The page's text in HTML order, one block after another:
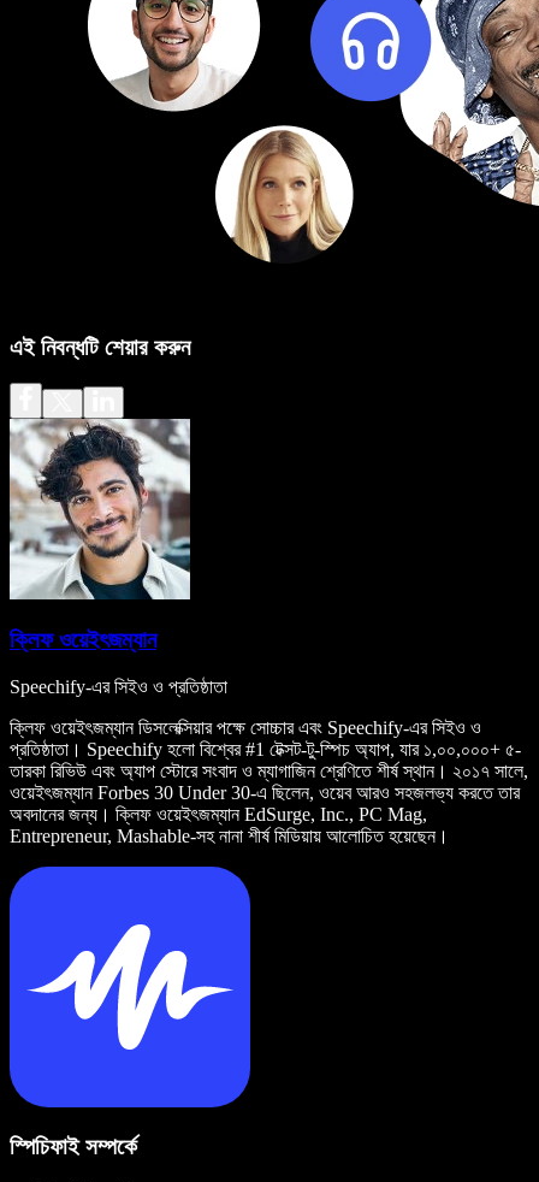
এই নিবন্ধটি শেয়ার করুন
ক্লিফ ওয়েইৎজম্যান
Speechify-এর সিইও ও প্রতিষ্ঠাতা
ক্লিফ ওয়েইৎজম্যান ডিসলেক্সিয়ার পক্ষে সোচ্চার এবং Speechify-এর সিইও ও
প্রতিষ্ঠাতা। Speechify হলো বিশ্বের #1 টেক্সট-টু-স্পিচ অ্যাপ, যার ১,০০,০০০+ ৫-
তারকা রিভিউ এবং অ্যাপ স্টোরে সংবাদ ও ম্যাগাজিন শ্রেণিতে শীর্ষ স্থান। ২০১৭ সালে,
ওয়েইৎজম্যান Forbes 30 Under 30-এ ছিলেন, ওয়েব আরও সহজলভ্য করতে তার
অবদানের জন্য। ক্লিফ ওয়েইৎজম্যান EdSurge, Inc., PC Mag,
Entrepreneur, Mashable-সহ নানা শীর্ষ মিডিয়ায় আলোচিত হয়েছেন।
স্পিচিফাই সম্পর্কে